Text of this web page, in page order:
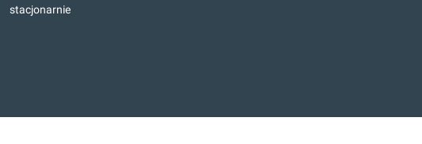
stacjonarnie